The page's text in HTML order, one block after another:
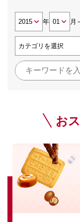
年 月
お